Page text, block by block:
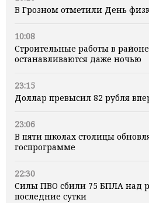
В Грозном отметили День
10:08
Строительные работы в
останавливаются даже ночью
23:15
Доллар превысил 82 рубля
23:06
В пяти школах столицы
госпрограмме
22:30
Силы ПВО сбили 75 БПЛА над
последние сутки